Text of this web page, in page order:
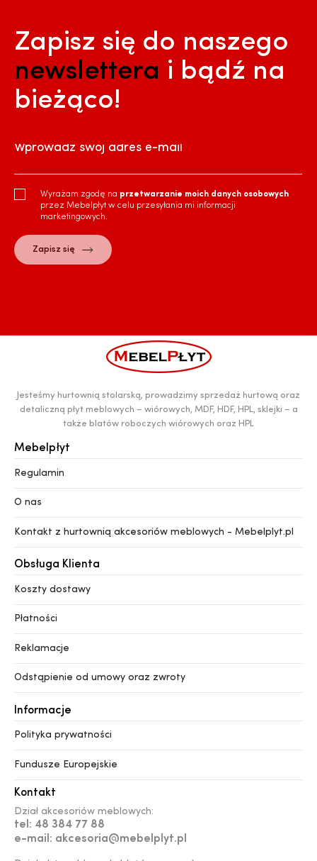
Zapisz się do naszego
newslettera i bądź na
bieżąco!
Wprowadź swój adres e-mail
Wyrażam zgodę na przetwarzanie moich danych osobowych
przez Mebelpłyt w celu przesyłania mi informacji
marketingowych.
Jesteśmy hurtownią stolarską, prowadzimy sprzedaż hurtową oraz
detaliczną płyt meblowych – wiórowych, MDF, HDF, HPL, sklejki – a
także blatów roboczych wiórowych oraz HPL
Mebelpłyt
Regulamin
O nas
Kontakt z hurtownią akcesoriów meblowych - Mebelplyt.pl
Obsługa Klienta
Koszty dostawy
Płatności
Reklamacje
Odstąpienie od umowy oraz zwroty
Informacje
Polityka prywatności
Fundusze Europejskie
Kontakt
Dział akcesoriów meblowych:
tel: 48 384 77 88
e-mail: akcesoria@mebelplyt.pl